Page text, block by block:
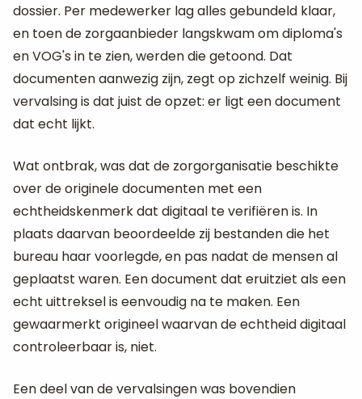
dossier. Per medewerker lag alles gebundeld klaar,
en toen de zorgaanbieder langskwam om diploma's
en VOG's in te zien, werden die getoond. Dat
documenten aanwezig zijn, zegt op zichzelf weinig. Bij
vervalsing is dat juist de opzet: er ligt een document
dat echt lijkt.
Wat ontbrak, was dat de zorgorganisatie beschikte
over de originele documenten met een
echtheidskenmerk dat digitaal te verifiëren is. In
plaats daarvan beoordeelde zij bestanden die het
bureau haar voorlegde, en pas nadat de mensen al
geplaatst waren. Een document dat eruitziet als een
echt uittreksel is eenvoudig na te maken. Een
gewaarmerkt origineel waarvan de echtheid digitaal
controleerbaar is, niet.
Een deel van de vervalsingen was bovendien